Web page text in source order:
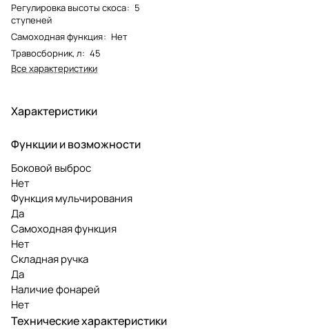
Регулировка высоты скоса: 5
ступеней
Самоходная функция: Нет
Травосборник, л: 45
Все характеристики
Характеристики
Функции и возможности
Боковой выброс
Нет
Функция мульчирования
Да
Самоходная функция
Нет
Складная ручка
Да
Наличие фонарей
Нет
Технические характеристики